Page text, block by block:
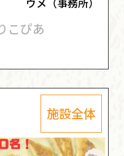
こぴあ
施設全体